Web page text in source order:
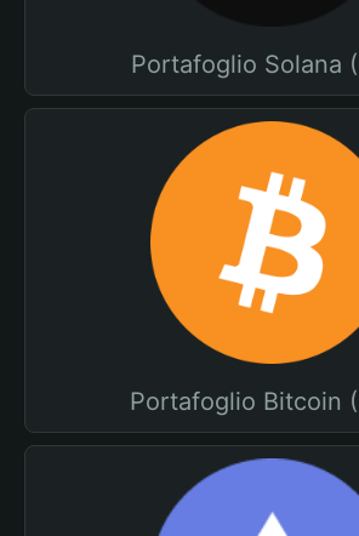
Portafoglio Solana
Portafoglio Bitcoin